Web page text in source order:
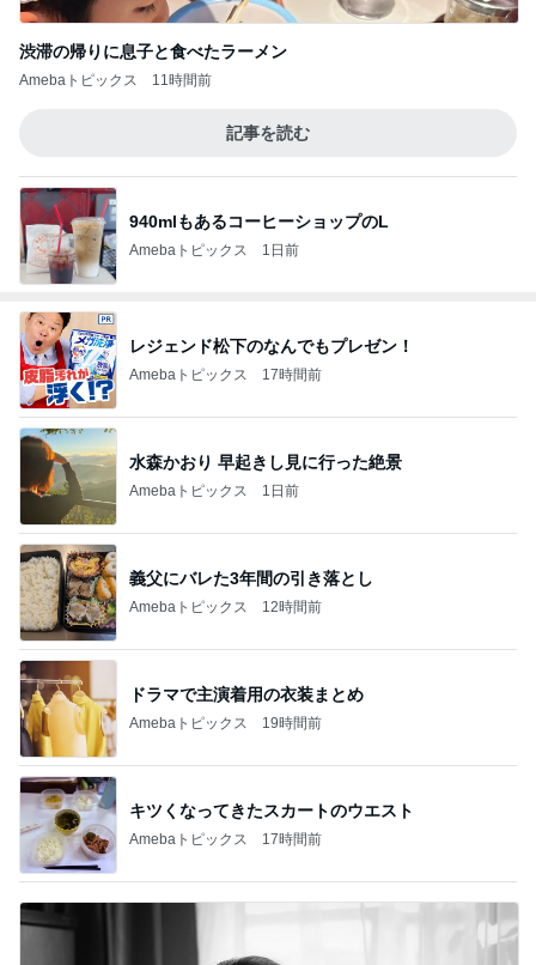
渋滞の帰りに息子と食べたラーメン
Amebaトピックス 11時間前
記事を読む
940mlもあるコーヒーショップのL
Amebaトピックス 1日前
レジェンド松下のなんでもプレゼン！
Amebaトピックス 17時間前
水森かおり 早起きし見に行った絶景
Amebaトピックス 1日前
義父にバレた3年間の引き落とし
Amebaトピックス 12時間前
ドラマで主演着用の衣装まとめ
Amebaトピックス 19時間前
キツくなってきたスカートのウエスト
Amebaトピックス 17時間前